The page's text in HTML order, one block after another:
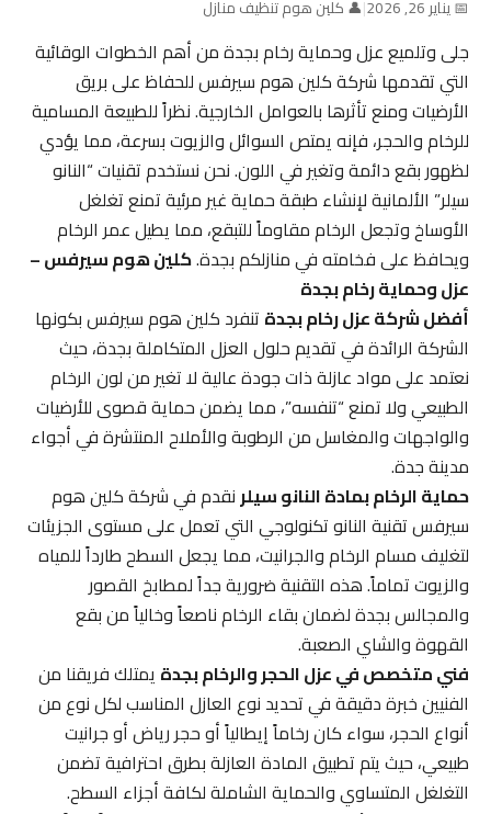
📅 يناير 26, 2026 |👤 كلين هوم تنظيف منازل
جلى وتلميع عزل وحماية رخام بجدة من أهم الخطوات الوقائية
التي تقدمها شركة كلين هوم سيرفس للحفاظ على بريق
الأرضيات ومنع تأثرها بالعوامل الخارجية. نظراً للطبيعة المسامية
للرخام والحجر، فإنه يمتص السوائل والزيوت بسرعة، مما يؤدي
لظهور بقع دائمة وتغير في اللون. نحن نستخدم تقنيات “النانو
سيلر” الألمانية لإنشاء طبقة حماية غير مرئية تمنع تغلغل
الأوساخ وتجعل الرخام مقاوماً للتبقع، مما يطيل عمر الرخام
ويحافظ على فخامته في منازلكم بجدة.كلين هوم سيرفس –
عزل وحماية رخام بجدة
أفضل شركة عزل رخام بجدةتنفرد كلين هوم سيرفس بكونها
الشركة الرائدة في تقديم حلول العزل المتكاملة بجدة، حيث
نعتمد على مواد عازلة ذات جودة عالية لا تغير من لون الرخام
الطبيعي ولا تمنع “تنفسه”، مما يضمن حماية قصوى للأرضيات
والواجهات والمغاسل من الرطوبة والأملاح المنتشرة في أجواء
مدينة جدة.
حماية الرخام بمادة النانو سيلرنقدم في شركة كلين هوم
سيرفس تقنية النانو تكنولوجي التي تعمل على مستوى الجزيئات
لتغليف مسام الرخام والجرانيت، مما يجعل السطح طارداً للمياه
والزيوت تماماً. هذه التقنية ضرورية جداً لمطابخ القصور
والمجالس بجدة لضمان بقاء الرخام ناصعاً وخالياً من بقع
القهوة والشاي الصعبة.
فني متخصص في عزل الحجر والرخام بجدةيمتلك فريقنا من
الفنيين خبرة دقيقة في تحديد نوع العازل المناسب لكل نوع من
أنواع الحجر، سواء كان رخاماً إيطالياً أو حجر رياض أو جرانيت
طبيعي، حيث يتم تطبيق المادة العازلة بطرق احترافية تضمن
التغلغل المتساوي والحماية الشاملة لكافة أجزاء السطح.